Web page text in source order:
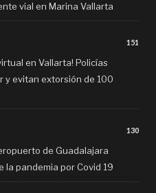
vial en Marina Vallarta
151
en Vallarta! Policías
y evitan extorsión de 100
130
de Guadalajara
la pandemia por Covid 19